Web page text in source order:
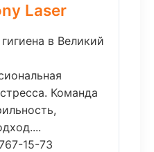
Laser
в Великий
Команда
15-73